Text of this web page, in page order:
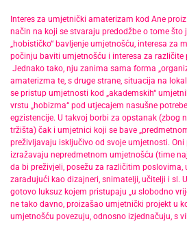
Interes za umjetnički amaterizam kod Ane
način na koji se stvaraju predodžbe o tome što
„hobističko“ bavljenje umjetnošću, interesa za
počinju baviti umjetnošću i interesa za
Jednako tako, nju zanima sama forma
amaterizma te, s druge strane, situacija na
se pristup umjetnosti kod „akademskih“
vrstu „hobizma“ pod utjecajem nasušne
egzistencije. U takvoj borbi za opstanak (zbog
tržišta) čak i umjetnici koji se bave
preživljavaju isključivo od svoje umjetnosti.
izražavaju nepredmetnom umjetnošću (time
da bi preživjeli, posežu za različitim poslovima,
zarađujući kao dizajneri, snimatelji, učitelji i sl.
gotovo luksuz kojem pristupaju „u slobodno
ne tako davno, proizašao umjetnički projekt u
umjetnošću povezuju, odnosno izjednačuju, s